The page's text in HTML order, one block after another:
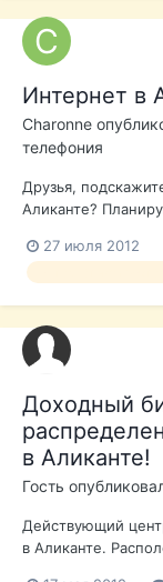
Интернет в
Charonne
телефония
Друзья,
Аликанте?
приличный
файлы. Как быть?
27 июля 2012
Доходный
в Аликанте!
Гость
Действующий
в Аликанте.